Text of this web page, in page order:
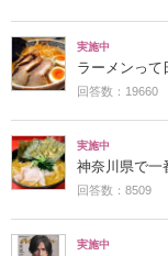
実施中
ラーメンって
回答数：19660
実施中
神奈川県で一
回答数：8509
実施中